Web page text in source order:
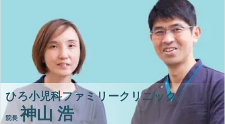
ひろ小児科ファミリークリニック
院長 神山 浩